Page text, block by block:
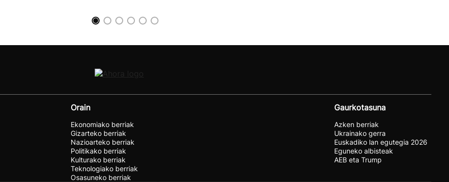
Orain
Ekonomiako berriak
Gizarteko berriak
Nazioarteko berriak
Politikako berriak
Kulturako berriak
Teknologiako berriak
Osasuneko berriak
Gaurkotasuna
Azken berriak
Ukrainako gerra
Euskadiko lan egutegia 2026
Eguneko albisteak
AEB eta Trump